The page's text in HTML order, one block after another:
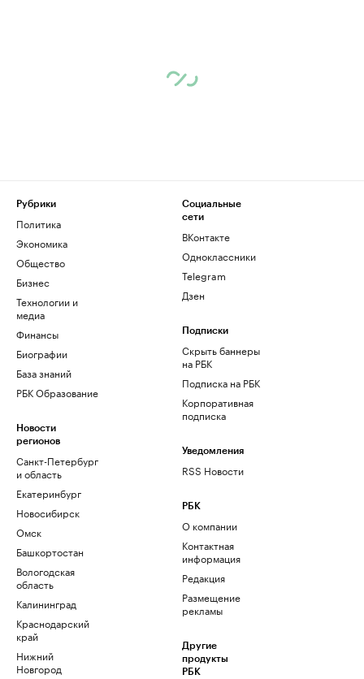
Рубрики
Политика
Экономика
Общество
Бизнес
Технологии и
медиа
Финансы
Биографии
База знаний
РБК Образование
Новости
регионов
Санкт-Петербург
и область
Екатеринбург
Новосибирск
Омск
Башкортостан
Вологодская
область
Калининград
Краснодарский
край
Нижний
Новгород
Социальные
сети
ВКонтакте
Одноклассники
Telegram
Дзен
Подписки
Скрыть баннеры
на РБК
Подписка на РБК
Корпоративная
подписка
Уведомления
RSS Новости
РБК
О компании
Контактная
информация
Редакция
Размещение
рекламы
Другие
продукты
РБК